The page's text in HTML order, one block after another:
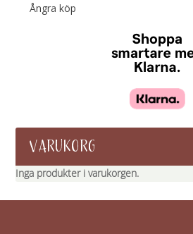
Ångra köp
VARUKORG
Inga produkter i varukorgen.